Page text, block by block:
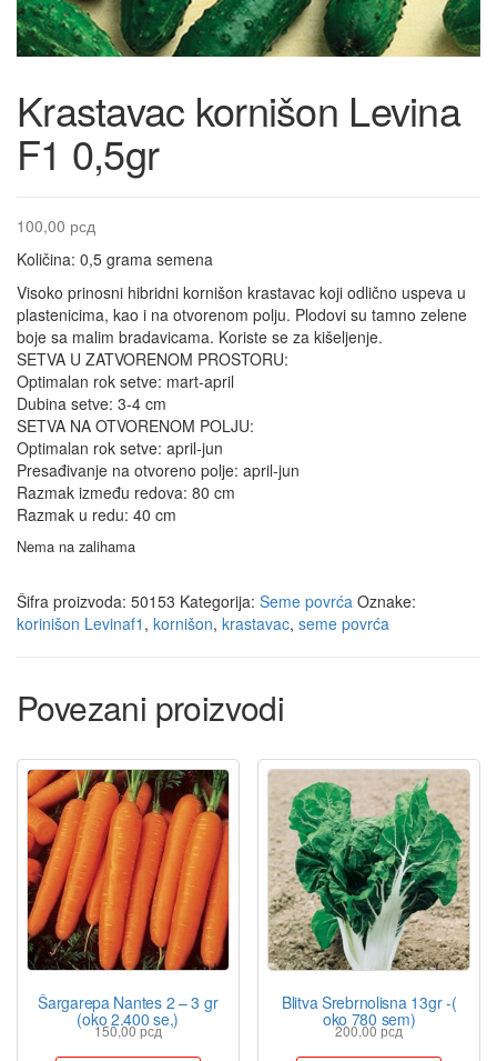
Krastavac kornišon Levina
F1 0,5gr
100,00 рсд
Količina: 0,5 grama semena
Visoko prinosni hibridni kornišon krastavac koji odlično uspeva u
plastenicima, kao i na otvorenom polju. Plodovi su tamno zelene
boje sa malim bradavicama. Koriste se za kišeljenje.
SETVA U ZATVORENOM PROSTORU:
Optimalan rok setve: mart-april
Dubina setve: 3-4 cm
SETVA NA OTVORENOM POLJU:
Optimalan rok setve: april-jun
Presađivanje na otvoreno polje: april-jun
Razmak između redova: 80 cm
Razmak u redu: 40 cm
Nema na zalihama
Šifra proizvoda: 50153 Kategorija: Seme povrća Oznake:
korinišon Levinaf1 , kornišon, krastavac, seme povrća
Povezani proizvodi
Šargarepa Nantes 2 – 3 gr
(oko 2.400 se,)
150,00рсд
Blitva Srebrnolisna 13gr -(
oko 780 sem)
200,00рсд